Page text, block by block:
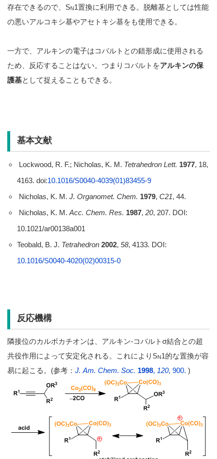
存在できるので、SN1置換に利用できる。脱離基としては性能
の悪いアルコキシ基やアセトキシ基をも使用できる。
一方で、アルキンの電子はコバルトとの錯形成に使用される
ため、反応することはない。つまりコバルトをアルキンの保
護基として捉えることもできる。
基本文献
Lockwood, R. F.; Nicholas, K. M. Tetrahedron Lett. 1977, 18,
4163. doi:10.1016/S0040-4039(01)83455-9
Nicholas, K. M. J. Organomet. Chem. 1979, C21, 44.
Nicholas, K. M. Acc. Chem. Res. 1987, 20, 207. DOI:
10.1021/ar00138a001
Teobald, B. J. Tetrahedron 2002, 58, 4133. DOI:
10.1016/S0040-4020(02)00315-0
反応機構
隣接位のカルボカチオンは、アルキン-コバルトσ結合との超
共役作用によって安定化される。これによりSN1的な置換が容
易に起こる。(参考： J. Am. Chem. Soc. 1998, 120, 900. )